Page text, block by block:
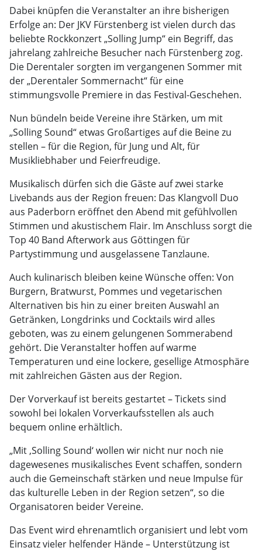
Dabei knüpfen die Veranstalter an ihre bisherigen
Erfolge an: Der JKV Fürstenberg ist vielen durch das
beliebte Rockkonzert „Solling Jump“ ein Begriff, das
jahrelang zahlreiche Besucher nach Fürstenberg zog.
Die Derentaler sorgten im vergangenen Sommer mit
der „Derentaler Sommernacht“ für eine
stimmungsvolle Premiere in das Festival-Geschehen.
Nun bündeln beide Vereine ihre Stärken, um mit
„Solling Sound“ etwas Großartiges auf die Beine zu
stellen – für die Region, für Jung und Alt, für
Musikliebhaber und Feierfreudige.
Musikalisch dürfen sich die Gäste auf zwei starke
Livebands aus der Region freuen: Das Klangvoll Duo
aus Paderborn eröffnet den Abend mit gefühlvollen
Stimmen und akustischem Flair. Im Anschluss sorgt die
Top 40 Band Afterwork aus Göttingen für
Partystimmung und ausgelassene Tanzlaune.
Auch kulinarisch bleiben keine Wünsche offen: Von
Burgern, Bratwurst, Pommes und vegetarischen
Alternativen bis hin zu einer breiten Auswahl an
Getränken, Longdrinks und Cocktails wird alles
geboten, was zu einem gelungenen Sommerabend
gehört. Die Veranstalter hoffen auf warme
Temperaturen und eine lockere, gesellige Atmosphäre
mit zahlreichen Gästen aus der Region.
Der Vorverkauf ist bereits gestartet – Tickets sind
sowohl bei lokalen Vorverkaufsstellen als auch
bequem online erhältlich.
„Mit ‚Solling Sound‘ wollen wir nicht nur noch nie
dagewesenes musikalisches Event schaffen, sondern
auch die Gemeinschaft stärken und neue Impulse für
das kulturelle Leben in der Region setzen“, so die
Organisatoren beider Vereine.
Das Event wird ehrenamtlich organisiert und lebt vom
Einsatz vieler helfender Hände – Unterstützung ist